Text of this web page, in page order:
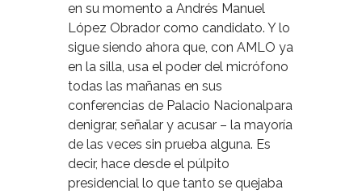
en su momento a Andrés Manuel
López Obrador como candidato. Y lo
sigue siendo ahora que, con AMLO ya
en la silla, usa el poder del micrófono
todas las mañanas en sus
conferencias de Palacio Nacionalpara
denigrar, señalar y acusar – la mayoría
de las veces sin prueba alguna. Es
decir, hace desde el púlpito
presidencial lo que tanto se quejaba